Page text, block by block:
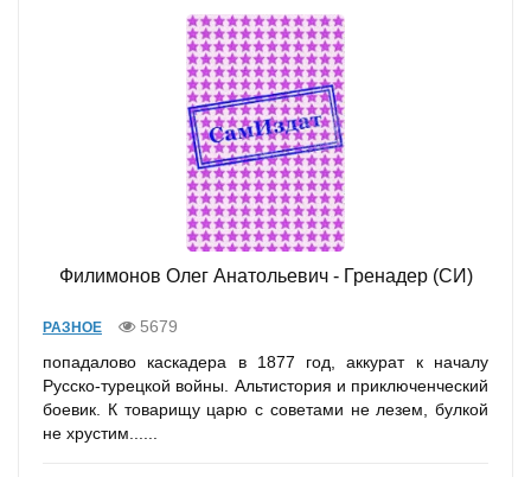
Филимонов Олег Анатольевич - Гренадер (СИ)
РАЗНОЕ
5679
попадалово каскадера в 1877 год, аккурат к началу
Русско-турецкой войны. Альтистория и приключенческий
боевик. К товарищу царю с советами не лезем, булкой
не хрустим......